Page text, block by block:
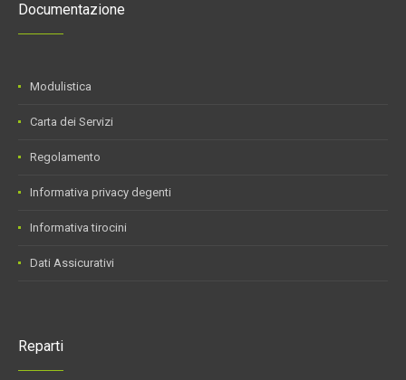
Documentazione
Modulistica
Carta dei Servizi
Regolamento
Informativa privacy degenti
Informativa tirocini
Dati Assicurativi
Reparti